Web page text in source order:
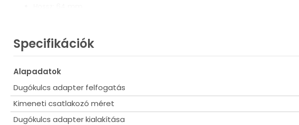
Specifikációk
Alapadatok
Dugókulcs adapter felfogatás
Kimeneti csatlakozó méret
Dugókulcs adapter kialakítása